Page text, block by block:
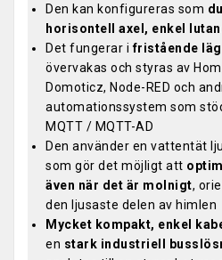
Den kan konfigureras som
horisontell axel, enkel
Det fungerar ifristående
övervakas och styras av
Domoticz, Node-RED och
automationssystem som
MQTT / MQTT-AD
Den använder en vattentät
som gör det möjligt att
även när det är molnigt,
den ljusaste delen av himlen
Mycket kompakt, enkel
en stark industriell